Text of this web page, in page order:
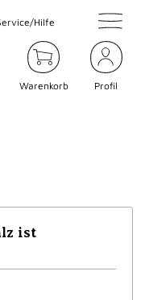
Hilfe
Warenkorb Profil
ist